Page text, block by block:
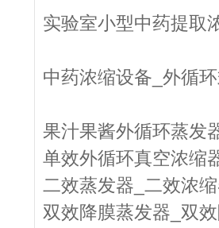
实验室小型中药提取
中药浓缩设备_外循
果汁果酱外循环蒸发
单效外循环真空浓缩
二效蒸发器_二效浓
双效降膜蒸发器_双